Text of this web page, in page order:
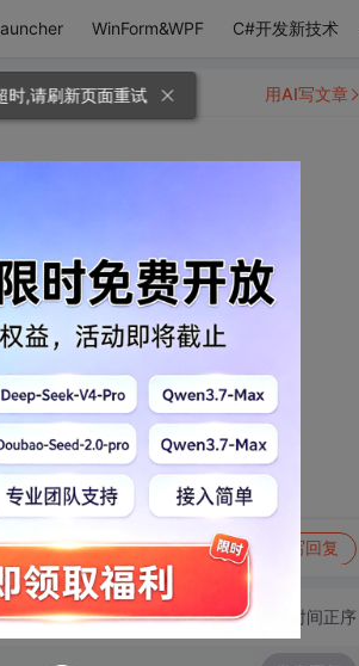
WinForm&WPF C#开发新技术
报 写回复
用AI写文章
切换为时间正序
时,请刷新页面重试